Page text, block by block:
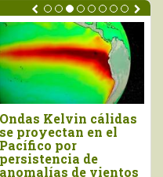
DRA Piura se prepara
ante posible escenario
de El Niño Costero